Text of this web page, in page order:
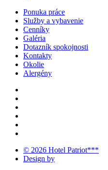
Ponuka práce
Služby a vybavenie
Cenníky
Galéria
Dotazník spokojnosti
Kontakty
Okolie
Alergény
© 2026 Hotel Patriot***
Design by